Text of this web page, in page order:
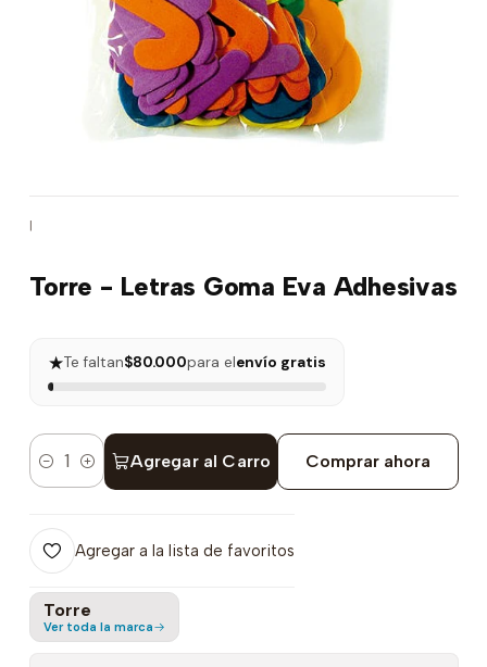
|
Torre - Letras Goma Eva Adhesivas
★Te faltan$80.000para elenvío gratis
Cantidad Agregar al Carro Comprar ahora
Agregar a la lista de favoritos
Torre
Ver toda la marca